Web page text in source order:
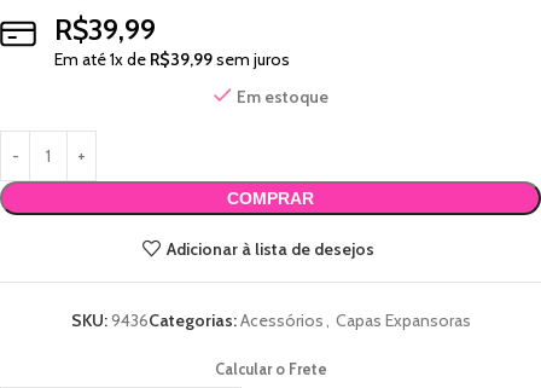
R$39,99
Em até1x de R$39,99sem juros
Em estoque
COMPRAR
Adicionar à lista de desejos
SKU:9436Categorias:Acessórios, Capas Expansoras
Calcular o Frete